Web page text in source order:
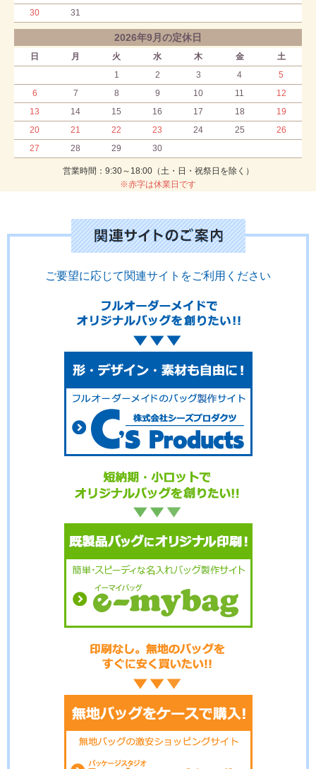
30
31
2026年9月の定休日
日 月 火 水 木 金
土
1
2 3 4
5
6
7 8 9 10 11
12
13
14 15 16 17 18
19
20
21 22 23 24 25
26
27
28 29 30
営業時間：9:30～18:00（土・日・祝祭日を除く）
※赤字は休業日です
ご要望に応じて関連サイトをご利用ください